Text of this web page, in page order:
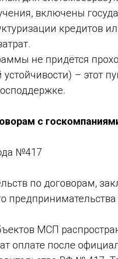
включены
кредитов
не придётся
– этот
с
№417
по договорам,
МСП
оплате после